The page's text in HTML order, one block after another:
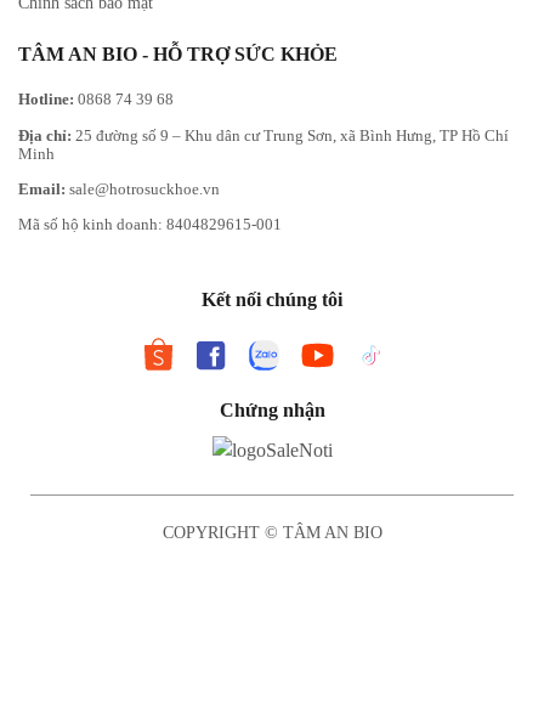
TÂM AN BIO - HỖ TRỢ SỨC KHỎE
Hotline: 0868 74 39 68
Địa chỉ: 25 đường số 9 – Khu dân cư Trung Sơn, xã Bình Hưng, TP Hồ Chí
Minh
Email: sale@hotrosuckhoe.vn
Mã số hộ kinh doanh: 8404829615-001
Kết nối chúng tôi
Chứng nhận
COPYRIGHT © TÂM AN BIO